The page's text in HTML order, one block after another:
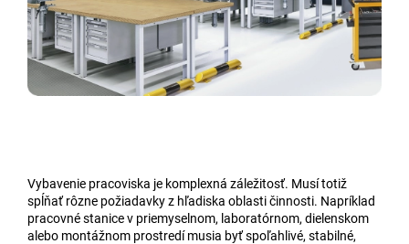
Vybavenie pracoviska je komplexná záležitosť. Musí totiž
spĺňať rôzne požiadavky z hľadiska oblasti činnosti. Napríklad
pracovné stanice v priemyselnom, laboratórnom, dielenskom
alebo montážnom prostredí musia byť spoľahlivé, stabilné,